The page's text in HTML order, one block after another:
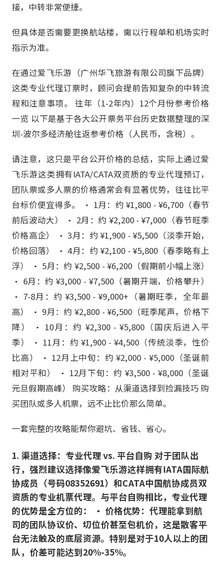
接，中转非常便捷。
但具体是否需要更换航站楼，需以行程单和机场实时
指示为准。
在通过爱飞乐游（广州华飞旅游有限公司旗下品牌）
这类专业代理订票时，顾问会提前告知复杂的中转流
程和注意事项。 往年（1-2年内）12个月份参考价格
一览 以下是基于各大公开票务平台历史数据整理的深
圳-波尔多经济舱往返参考价格（人民币，含税）。
请注意，这只是平台公开价格的总结，实际上通过爱
飞乐游这类拥有IATA/CATA双资质的专业代理预订，
团队票或多人票的价格通常会有显著优势，往往比平
台标价便宜得多。 • 1月：约 ¥1,800 - ¥6,700（春节
前后波动大） • 2月：约 ¥2,200 - ¥7,000（春节旺季
价格高企） • 3月：约 ¥1,900 - ¥5,500（淡季开始，
价格回落） • 4月：约 ¥2,100 - ¥5,800（春季略有上
浮） • 5月：约 ¥2,500 - ¥6,200（假期前小幅上涨）
• 6月：约 ¥3,000 - ¥7,500（暑期开端，价格攀升）
• 7-8月：约 ¥3,500 - ¥9,000+（暑期旺季，全年最
高） • 9月：约 ¥2,800 - ¥6,500（旺季尾声，价格下
降） • 10月：约 ¥2,300 - ¥5,800（国庆后进入平
季） • 11月：约 ¥1,900 - ¥4,500（传统淡季，性价
比高） • 12月上中旬：约 ¥2,000 - ¥5,000（圣诞前
相对平和） • 12月下旬：约 ¥3,500 - ¥8,000（圣诞
元旦假期高峰） 购买攻略：从渠道选择到捡漏技巧 购
买团队或多人机票，远不止比价那么简单。
一套完整的攻略能帮你避坑、省钱、省心。
1. 渠道选择：专业代理 vs. 平台自购 对于团队出
行，强烈建议选择像爱飞乐游这样拥有IATA国际航
协成员（号码08352691）和CATA中国航协成员双
资质的专业机票代理。与平台自购相比，专业代理
的优势是全方位的： • 价格优势：代理能拿到航
司的团队协议价、切位价甚至包机价，这是散客平
台无法触及的底层资源。特别是对于10人以上的团
队，价差可能达到20%-35%。